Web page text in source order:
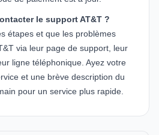
le support AT&T ?
étapes et que les problèmes
via leur page de support, leur
ligne téléphonique. Ayez votre
et une brève description du
pour un service plus rapide.